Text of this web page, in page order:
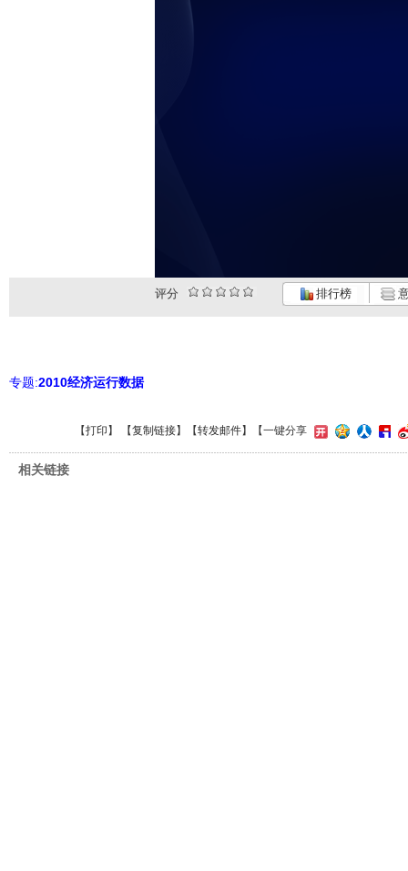
评分 排行榜
专题:2010经济运行数据
【打印 】 【复制链接】【转发邮件】 【一键分享
相关链接